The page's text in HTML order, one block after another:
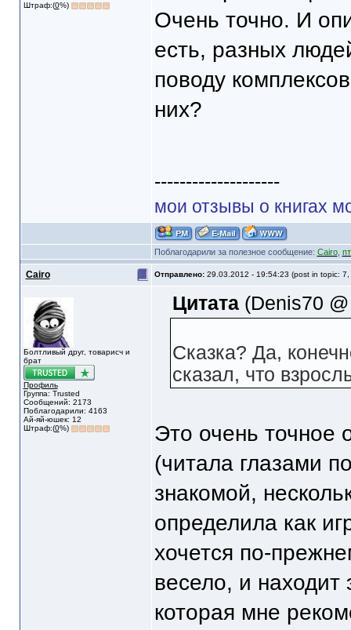
Штраф:(0%)
Очень точно. И
есть, разных
поводу
них?
--------------------
мои отзывы о книгах
Поблагодарили за полезное сообщение: Cairo,
Cairo Отправлено: 29.03.2012 - 19:54:23 (post in topic: 7,
Болтливый друг, товарисч и
брат
Профиль
Группа: Trusted
Сообщений: 2173
Поблагодарили: 4163
Ай-яй-юшек: 12
Штраф:(0%)
Цитата(Denis70 @
Сказка? Да,
сказал, что
Это очень точное
(читала глазами
знакомой,
определила как
хочется по-
весело, и находит
которая мне